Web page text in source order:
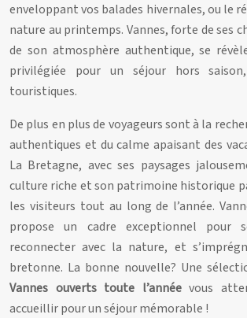
enveloppant vos balades hivernales, ou le
nature au printemps. Vannes, forte de ses
de son atmosphère authentique, se
privilégiée pour un séjour hors
touristiques.
De plus en plus de voyageurs sont à la
authentiques et du calme apaisant des
La Bretagne, avec ses paysages
culture riche et son patrimoine historique
les visiteurs tout au long de l’année.
propose un cadre exceptionnel pour
reconnecter avec la nature, et
bretonne. La bonne nouvelle? Une
Vannes ouverts toute l’année vous
accueillir pour un séjour mémorable !